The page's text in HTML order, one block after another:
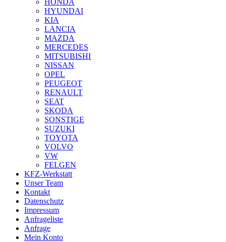
HONDA
HYUNDAI
KIA
LANCIA
MAZDA
MERCEDES
MITSUBISHI
NISSAN
OPEL
PEUGEOT
RENAULT
SEAT
SKODA
SONSTIGE
SUZUKI
TOYOTA
VOLVO
VW
FELGEN
KFZ-Werkstatt
Unser Team
Kontakt
Datenschutz
Impressum
Anfrageliste
Anfrage
Mein Konto